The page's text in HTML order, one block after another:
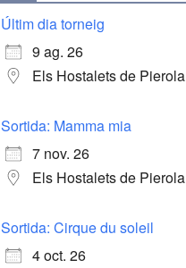
Últim dia torneig
9 ag. 26
Els Hostalets de Pierola
Sortida: Mamma mia
7 nov. 26
Els Hostalets de Pierola
Sortida: Cirque du soleil
4 oct. 26